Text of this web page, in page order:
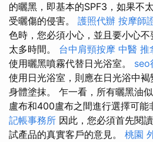
的曬黑，即基本的SPF3，如果不
受曬傷的侵害。 護照代辦 按摩師
色時，您必須小心，並且要小心
太多時間。 台中肩頸按摩 中醫 推
使用曬黑噴霧代替日光浴室。 seo
使用日光浴室，則應在日光浴中
身體塗抹。 乍一看，所有曬黑油
盧布和400盧布之間進行選擇可能
記帳事務所 因此，您必須首先閱
試產品的真實客戶的意見。 桃園